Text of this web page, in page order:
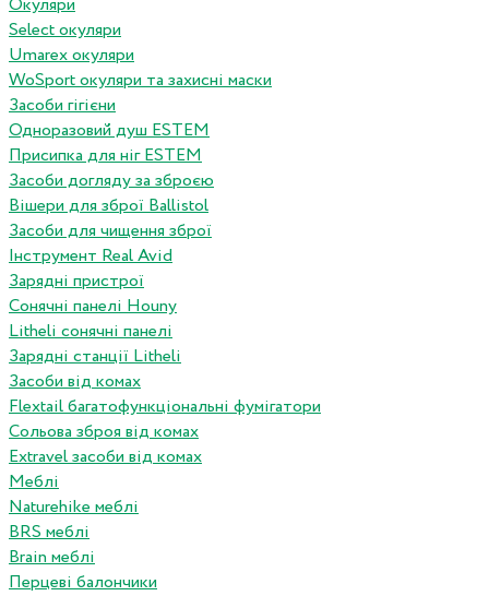
Окуляри
Select окуляри
Umarex окуляри
WoSport окуляри та захисні маски
Засоби гігієни
Одноразовий душ ESTEM
Присипка для ніг ESTEM
Засоби догляду за зброєю
Вішери для зброї Ballistol
Засоби для чищення зброї
Інструмент Real Avid
Зарядні пристрої
Сонячні панелі Houny
Litheli сонячні панелі
Зарядні станції Litheli
Засоби від комах
Flextail багатофункціональні фумігатори
Сольова зброя від комах
Extravel засоби від комах
Меблі
Naturehike меблі
BRS меблі
Brain меблі
Перцеві балончики